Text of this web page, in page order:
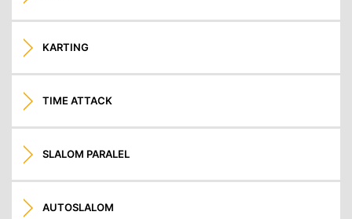
KARTING
TIME ATTACK
SLALOM PARALEL
AUTOSLALOM